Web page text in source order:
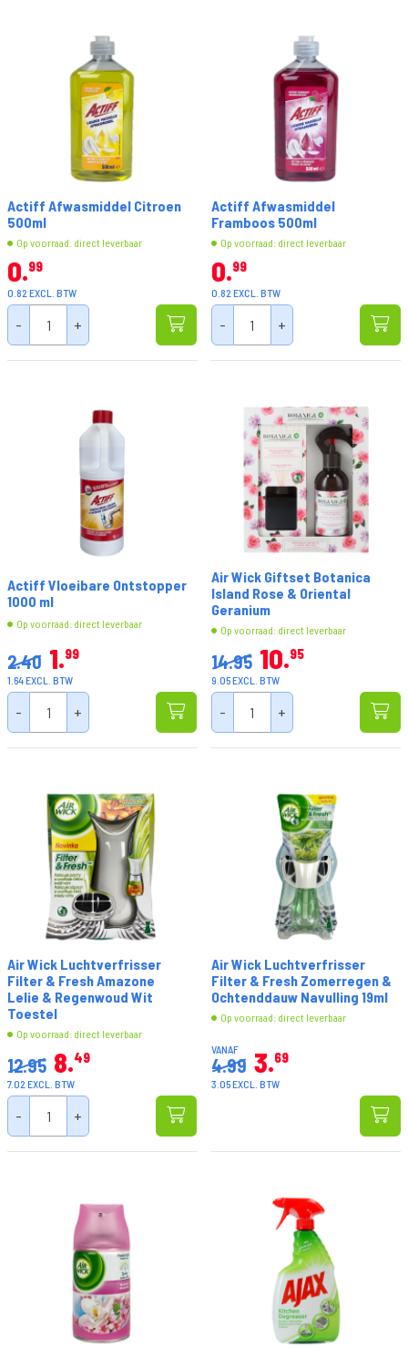
Actiff Afwasmiddel Citroen
500ml
Op voorraad: direct leverbaar
0 99
0.82 EXCL. BTW
- +
Actiff Afwasmiddel
Framboos 500ml
Op voorraad: direct leverbaar
0 99
0.82 EXCL. BTW
- +
Actiff Vloeibare Ontstopper
1000 ml
Op voorraad: direct leverbaar
2.40 1 99
1.64 EXCL. BTW
- +
Air Wick Giftset Botanica
Island Rose & Oriental
Geranium
Op voorraad: direct leverbaar
14.95 10 95
9.05 EXCL. BTW
- +
Air Wick Luchtverfrisser
Filter & Fresh Amazone
Lelie & Regenwoud Wit
Toestel
Op voorraad: direct leverbaar
12.95 8 49
7.02 EXCL. BTW
- +
Air Wick Luchtverfrisser
Filter & Fresh Zomerregen &
Ochtenddauw Navulling 19ml
Op voorraad: direct leverbaar
VANAF
4.99 3 69
3.05 EXCL. BTW